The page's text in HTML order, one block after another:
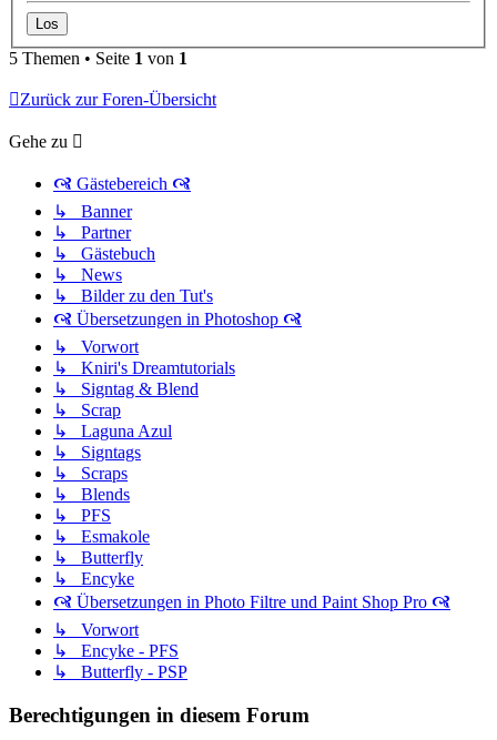
5 Themen • Seite 1 von 1
Zurück zur Foren-Übersicht
Gehe zu
🙧 Gästebereich 🙧
↳ Banner
↳ Partner
↳ Gästebuch
↳ News
↳ Bilder zu den Tut's
🙧 Übersetzungen in Photoshop 🙧
↳ Vorwort
↳ Kniri's Dreamtutorials
↳ Signtag & Blend
↳ Scrap
↳ Laguna Azul
↳ Signtags
↳ Scraps
↳ Blends
↳ PFS
↳ Esmakole
↳ Butterfly
↳ Encyke
🙧 Übersetzungen in Photo Filtre und Paint Shop Pro 🙧
↳ Vorwort
↳ Encyke - PFS
↳ Butterfly - PSP
Berechtigungen in diesem Forum